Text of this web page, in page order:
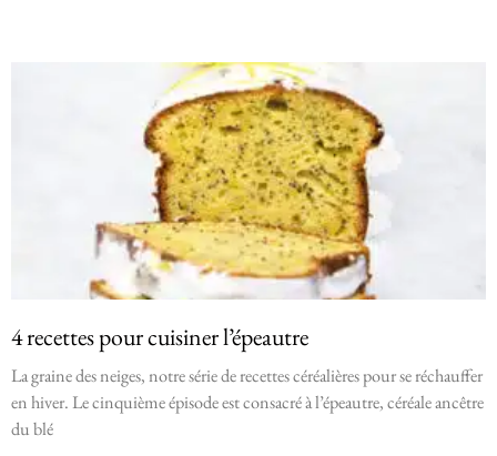
4 recettes pour cuisiner l’épeautre
La graine des neiges, notre série de recettes céréalières pour se réchauffer
en hiver. Le cinquième épisode est consacré à l’épeautre, céréale ancêtre
du blé